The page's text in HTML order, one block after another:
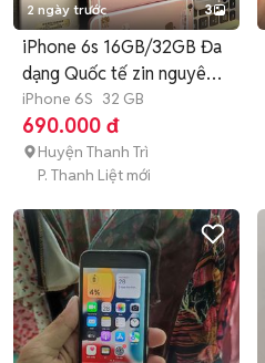
2 ngày trước 3
iPhone 6s 16GB/32GB Đa
dạng Quốc tế zin nguyên
bản
iPhone 6S 32 GB
690.000 đ
Huyện Thanh Trì
P. Thanh Liệt mới